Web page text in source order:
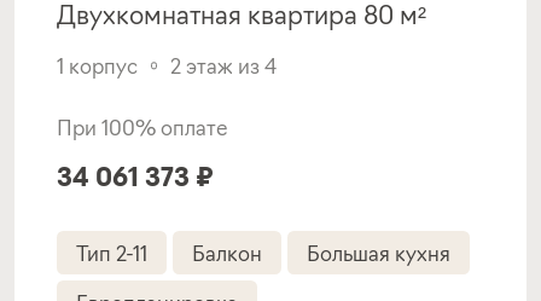
Застройщика
Двухкомнатная квартира 80 м²
1 корпус 2 этаж из 4
При 100% оплате
34 061 373 ₽
Тип 2-11 Балкон
Большая кухня